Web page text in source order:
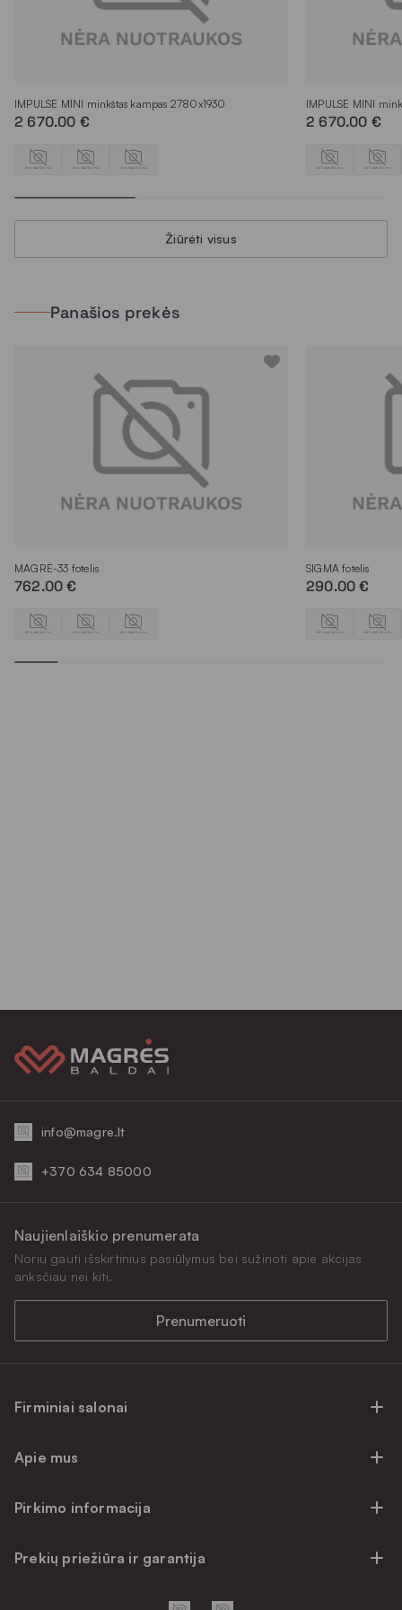
IMPULSE MINI minkštas kampas 2780x1930
2 670.00 €
IMPULSE MINI
2 670.00 €
Žiūrėti visus
Panašios prekės
MAGRĖ-33 fotelis
762.00 €
SIGMA fotelis
290.00 €
info@magre.lt
+370 634 85000
Firminiai salonai
Firminiai salonai Klaipėdoje
Prekių atsiėmimo punktai
Apie mus
Atsiliepimai
Pirkimo informacija
Pirkimo sąlygos
Prekių priežiūra ir garantija
Naujienlaiškio prenumerata
Noriu gauti išskirtinius pasiūlymus bei sužinoti apie akcijas
anksčiau nei kiti.
Prenumeruoti